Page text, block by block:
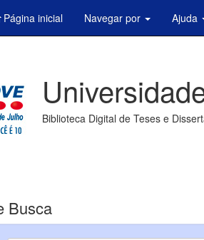
Página inicial Navegar por Ajuda
Biblioteca Digital de Teses e
Busca